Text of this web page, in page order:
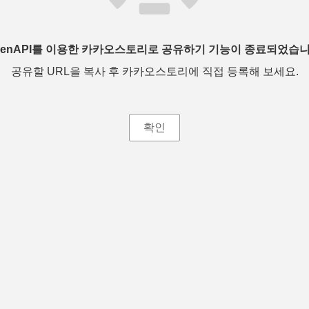
를 이용한 카카오스토리로 공유하기 기능이 종료되었습
공유할 URL을 복사 후 카카오스토리에 직접 등록해 보세요.
확인